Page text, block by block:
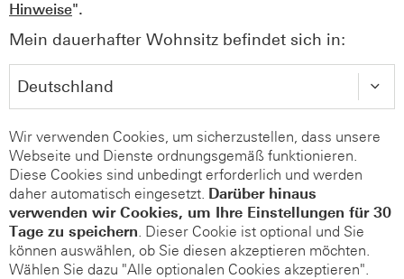
Hinweise".
Mein dauerhafter Wohnsitz befindet sich in:
Wir verwenden Cookies, um sicherzustellen, dass unsere
Webseite und Dienste ordnungsgemäß funktionieren.
Diese Cookies sind unbedingt erforderlich und werden
daher automatisch eingesetzt. Darüber hinaus
verwenden wir Cookies, um Ihre Einstellungen für 30
Tage zu speichern. Dieser Cookie ist optional und Sie
können auswählen, ob Sie diesen akzeptieren möchten.
Wählen Sie dazu "Alle optionalen Cookies akzeptieren".